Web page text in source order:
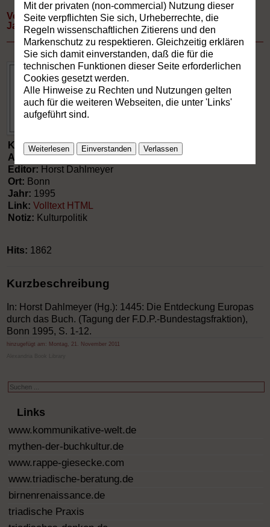
Suchen
Links
www.kommunikative-welt.de
mythen-der-buchkultur.de
www.rappe-giesecke.com
www.triadische-beratung.de
birnenrenaissance.de
triadische Praxis
Von der Buchkultur über die Neuen Medien ins
Jahrtausend des Gesprächs.
Kategorie:Aufsätze
Autor:Giesecke, Michael
Editor: Horst Dahlmeyer
Ort: Bonn
Jahr: 1995
Link: Volltext HTML
Notiz: Kulturpolitik
Hits: 1862
Kurzbeschreibung
In: Horst Dahlmeyer (Hg.): 1445: Die Entdeckung Europas
durch das Buch. (Tagung der F.D.P.-Bundestagsfraktion),
Bonn 1995, S. 1-12.
hinzugefügt am: Montag, 21. November 2011
Mit der privaten (non-commercial) Nutzung dieser
Seite verpflichten Sie sich, Urheberrechte, die
Regeln wissenschaftlichen Zitierens und den
Markenschutz zu respektieren. Gleichzeitig erklären
Sie sich damit einverstanden, daß die für die
technischen Funktionen dieser Seite erforderlichen
Cookies gesetzt werden.
Alle Hinweise zu Rechten und Nutzungen gelten
auch für die weiteren Webseiten, die unter 'Links'
aufgeführt sind.
Weiterlesen Einverstanden Verlassen